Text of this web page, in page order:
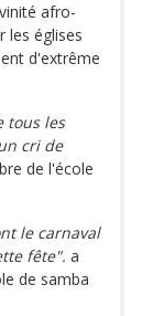
afro-
les églises
d'extrême
tous les
cri de
de l'école
le carnaval
fête". a
de samba